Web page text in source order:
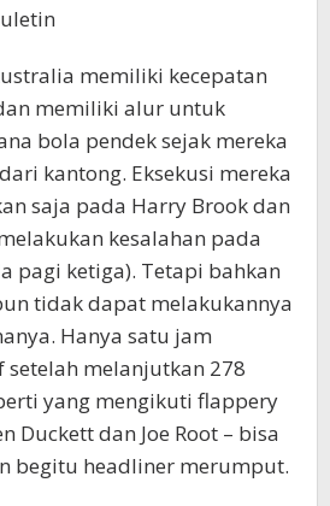
memiliki kecepatan
memiliki alur untuk
bola pendek sejak mereka
kantong. Eksekusi mereka
saja pada Harry Brook dan
kesalahan pada
pagi ketiga). Tetapi bahkan
tidak dapat melakukannya
Hanya satu jam
melanjutkan 278
yang mengikuti flappery
Duckett dan Joe Root – bisa
begitu headliner merumput.